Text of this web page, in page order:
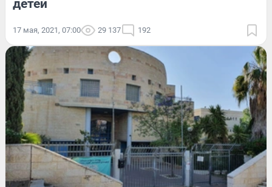
детей
17 мая, 2021, 07:00 29 137 192